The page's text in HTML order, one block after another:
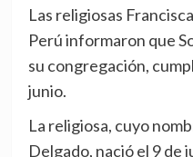
Las religiosas
Perú informaron que
su congregación,
junio.
La religiosa, cuyo
Delgado, nació el 9 de